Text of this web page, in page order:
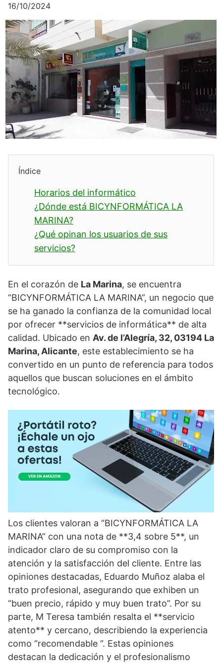
16/10/2024
Índice
Horarios del informático
¿Dónde está BICYNFORMÁTICA LA
MARINA?
¿Qué opinan los usuarios de sus
servicios?
En el corazón de La Marina, se encuentra
“BICYNFORMÁTICA LA MARINA”, un negocio que
se ha ganado la confianza de la comunidad local
por ofrecer **servicios de informática** de alta
calidad. Ubicado en Av. de l’Alegría, 32, 03194 La
Marina, Alicante, este establecimiento se ha
convertido en un punto de referencia para todos
aquellos que buscan soluciones en el ámbito
tecnológico.
Los clientes valoran a “BICYNFORMÁTICA LA
MARINA” con una nota de **3,4 sobre 5**, un
indicador claro de su compromiso con la
atención y la satisfacción del cliente. Entre las
opiniones destacadas, Eduardo Muñoz alaba el
trato profesional, asegurando que exhiben un
“buen precio, rápido y muy buen trato”. Por su
parte, M Teresa también resalta el **servicio
atento** y cercano, describiendo la experiencia
como “recomendable “. Estas opiniones
destacan la dedicación y el profesionalismo